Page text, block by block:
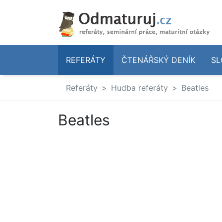
REFERÁTY ČTENÁŘSKÝ DENÍK
Referáty Hudba referáty Beatles
Beatles